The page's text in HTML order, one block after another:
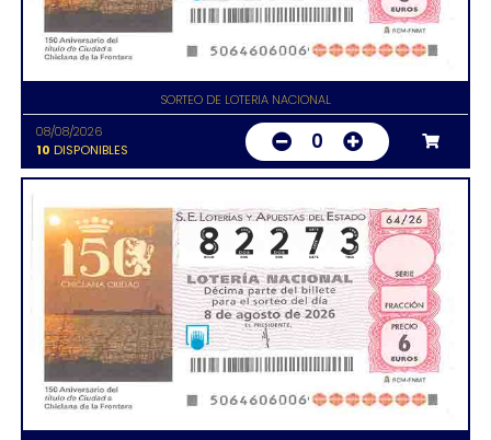
SORTEO DE LOTERIA NACIONAL
08/08/2026
10 DISPONIBLES 0